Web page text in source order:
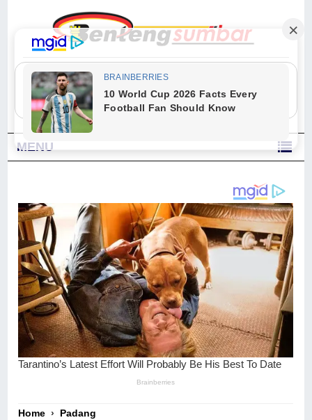
"Sesungguhnya Allah dan para malaikat-Nya berselawat untuk Nabi.
Wahai orang-orang yang beriman, berselawatlah kamu untuk Nabi dan
ucapkanlah salam dengan penuh penghormatan kepadanya." (Qs. Al
Ahzab Ayat 56)
MENU
Home › Padang